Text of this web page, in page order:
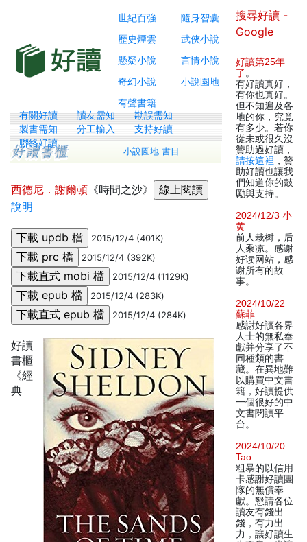
世紀百強
隨身智囊
歷史煙雲
武俠小說
懸疑小說
言情小說
奇幻小說
小說園地
有聲書籍
有關好讀 讀友需知
勘誤需知
製書需知
分工輸入
支持好讀
聯絡好讀
小說園地 書目
西德尼．謝爾頓 《時間之沙》
說明
2015/12/4 (401K)
2015/12/4 (392K)
2015/12/4 (1129K)
2015/12/4 (283K)
2015/12/4 (284K)
好讀
書櫃
《經
典
搜尋好讀 -
Google
好讀第25年
了 。
有好讀真好，
有你也真好。
但不知遍及各
地的你，究竟
有多少。若你
從未或很久沒
贊助過好讀，
請按這裡 ，贊
助好讀也讓我
們知道你的鼓
勵與支持。
2024/12/3 小
黄
前人栽树，后
人乘凉。感谢
好读网站，感
谢所有的故
事。
2024/10/22
蘇菲
感謝好讀各界
人士的無私奉
獻并分享了不
同種類的書
藏。在異地難
以購買中文書
籍，好讀提供
一個很好的中
文書閱讀平
台。
2024/10/20
Tao
粗暴的以信用
卡感謝好讀團
隊的無償奉
獻。懇請各位
讀友有錢出
錢，有力出
力，讓好讀生